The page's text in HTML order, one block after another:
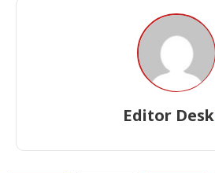
Editor Desk